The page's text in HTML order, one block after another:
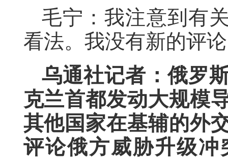
毛宁：我注意到有
看法。我没有新的评
乌通社记者：俄罗
克兰首都发动大规模
其他国家在基辅的外
评论俄方威胁升级